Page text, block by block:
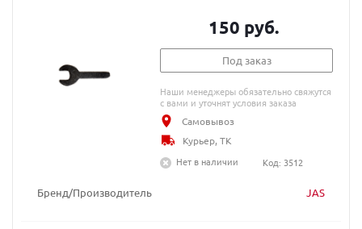
Бренд/Производитель JAS
150 руб.
Под заказ
Наши менеджеры обязательно свяжутся
с вами и уточнят условия заказа
Самовывоз
Курьер, ТК
Нет в наличии
Код: 3512